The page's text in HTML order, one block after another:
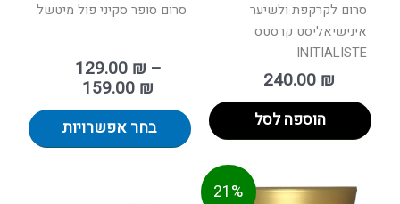
סרום לקרקפת ולשיער
אינישיאליסט קרסטס
INITIALISTE
240.00 ₪
הוספה לסל
סרום סופר סקיני פול מיטשל
129.00 ₪ –
159.00 ₪
בחר אפשרויות
21% המחיר